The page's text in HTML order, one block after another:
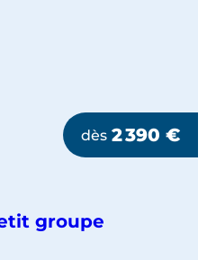
dès 2 390 €
groupe